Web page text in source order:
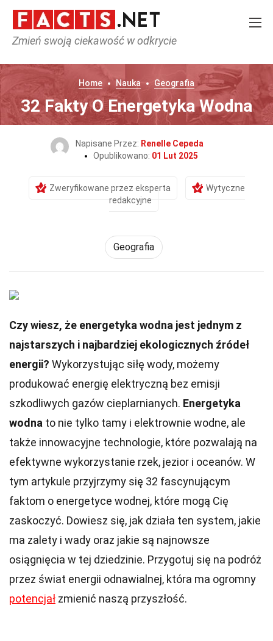
Zmień swoją ciekawość w odkrycie
Home Nauka Geografia
32 Fakty O Energetyka Wodna
Napisane Przez: Renelle Cepeda
Opublikowano: 01 Lut 2025
Zweryfikowane przez eksperta
Wytyczne
redakcyjne
Geografia
Czy wiesz, że energetyka wodna jest jednym z
najstarszych i najbardziej ekologicznych źródeł
energii? Wykorzystując siłę wody, możemy
produkować energię elektryczną bez emisji
szkodliwych gazów cieplarnianych. Energetyka
wodna to nie tylko tamy i elektrownie wodne, ale
także innowacyjne technologie, które pozwalają na
efektywne wykorzystanie rzek, jezior i oceanów. W
tym artykule przyjrzymy się 32 fascynującym
faktom o energetyce wodnej, które mogą Cię
zaskoczyć. Dowiesz się, jak działa ten system, jakie
ma zalety i wady oraz jakie są najnowsze
osiągnięcia w tej dziedzinie. Przygotuj się na podróż
przez świat energii odnawialnej, która ma ogromny
potencjał zmienić naszą przyszłość.